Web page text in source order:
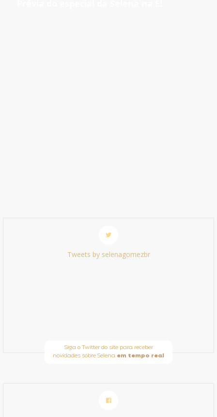
Tweets by selenagomezbr
Siga o Twitter do site para receber
novidades sobre Selena em tempo real